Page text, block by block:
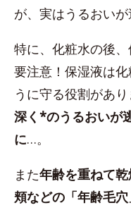
が、実はうるおいが
特に、化粧水の後
要注意！保湿液は
うに守る役割があ
深く*のうるおいが
に…。
また年齢を重ねて乾
頬などの「年齢毛